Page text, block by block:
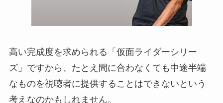
高い完成度を求められる「仮面ライダーシリー
ズ」ですから、たとえ間に合わなくても中途半端
なものを視聴者に提供することはできないという
考えなのかもしれません。